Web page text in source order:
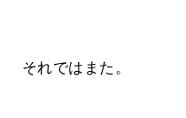
それではまた。